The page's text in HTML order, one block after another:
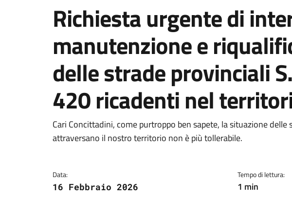
Richiesta urgente di
manutenzione e
delle strade provinciali
420 ricadenti nel
Dettagli della notizia
Cari Concittadini, come purtroppo ben sapete, la situazione delle
attraversano il nostro territorio non è più tollerabile.
Data:
16 Febbraio 2026
Tempo di lettura:
1 min